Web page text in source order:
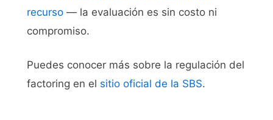
recurso — la evaluación es sin costo ni
compromiso.
Puedes conocer más sobre la regulación del
factoring en el sitio oficial de la SBS.